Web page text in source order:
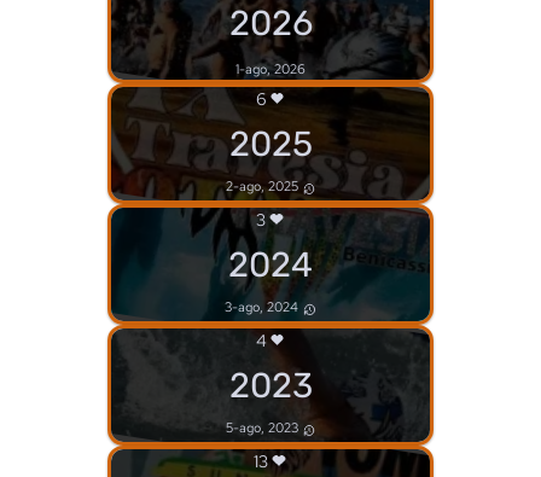
2026
1-ago, 2026
6
2025
2-ago, 2025
3
2024
3-ago, 2024
4
2023
5-ago, 2023
13